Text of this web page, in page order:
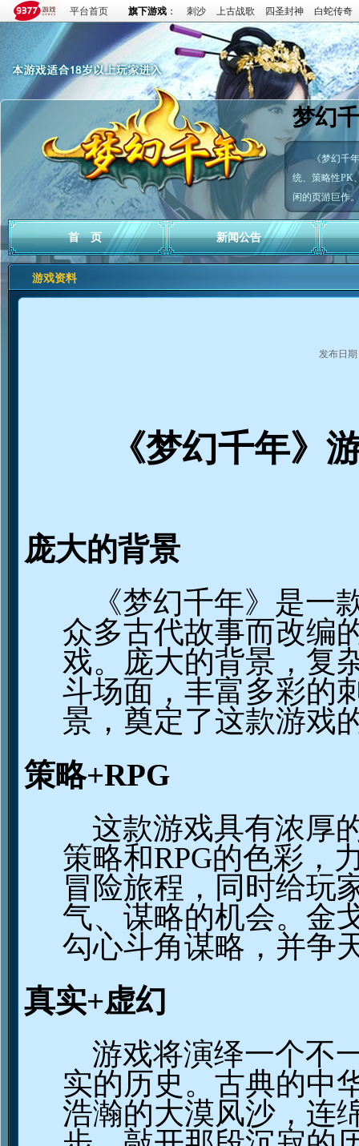
平台首页 旗下游戏 ： 刺沙 上古战歌 四圣封神 白蛇传奇
梦幻
《梦幻千
统、策略性PK
闲的页游巨作
首 页 新闻公告
游戏资料
发布日期
《梦幻千年》
庞大的背景
《梦幻千年》是一
众多古代故事而改编
戏。庞大的背景，复
斗场面，丰富多彩的
景，奠定了这款游戏
策略+RPG
这款游戏具有浓厚
策略和RPG的色彩，
冒险旅程，同时给玩
气、谋略的机会。金
勾心斗角谋略，并争
真实+虚幻
游戏将演绎一个不
实的历史。古典的中
浩瀚的大漠风沙，连